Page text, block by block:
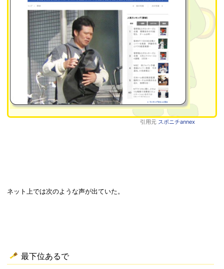
引用元 スポニチannex
ネット上では次のような声が出ていた。
最下位あるで